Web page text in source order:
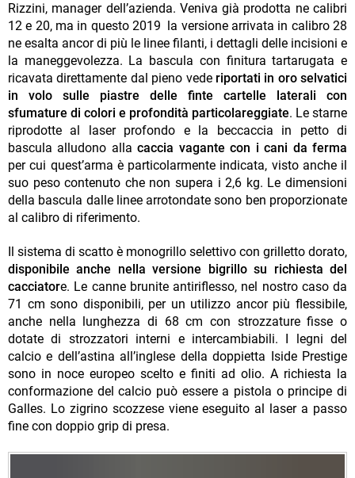
Rizzini, manager dell’azienda. Veniva già prodotta ne calibri
12 e 20, ma in questo 2019 la versione arrivata in calibro 28
ne esalta ancor di più le linee filanti, i dettagli delle incisioni e
la maneggevolezza. La bascula con finitura tartarugata e
ricavata direttamente dal pieno vede riportati in oro selvatici
in volo sulle piastre delle finte cartelle laterali con
sfumature di colori e profondità particolareggiate. Le starne
riprodotte al laser profondo e la beccaccia in petto di
bascula alludono allacaccia vagante con i cani da ferma
per cui quest’arma è particolarmente indicata, visto anche il
suo peso contenuto che non supera i 2,6 kg. Le dimensioni
della bascula dalle linee arrotondate sono ben proporzionate
al calibro di riferimento.
Il sistema di scatto è monogrillo selettivo con grilletto dorato,
disponibile anche nella versione bigrillo su richiesta del
cacciatore. Le canne brunite antiriflesso, nel nostro caso da
71 cm sono disponibili, per un utilizzo ancor più flessibile,
anche nella lunghezza di 68 cm con strozzature fisse o
dotate di strozzatori interni e intercambiabili. I legni del
calcio e dell’astina all’inglese della doppietta Iside Prestige
sono in noce europeo scelto e finiti ad olio. A richiesta la
conformazione del calcio può essere a pistola o principe di
Galles. Lo zigrino scozzese viene eseguito al laser a passo
fine con doppio grip di presa.